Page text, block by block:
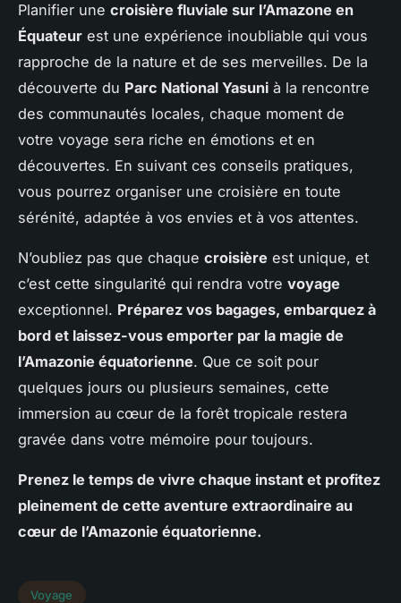
Planifier une croisière fluviale sur l’Amazone en
Équateur est une expérience inoubliable qui vous
rapproche de la nature et de ses merveilles. De la
découverte du Parc National Yasuni à la rencontre
des communautés locales, chaque moment de
votre voyage sera riche en émotions et en
découvertes. En suivant ces conseils pratiques,
vous pourrez organiser une croisière en toute
sérénité, adaptée à vos envies et à vos attentes.
N’oubliez pas que chaque croisière est unique, et
c’est cette singularité qui rendra votre voyage
exceptionnel. Préparez vos bagages, embarquez à
bord et laissez-vous emporter par la magie de
l’Amazonie équatorienne. Que ce soit pour
quelques jours ou plusieurs semaines, cette
immersion au cœur de la forêt tropicale restera
gravée dans votre mémoire pour toujours.
Prenez le temps de vivre chaque instant et profitez
pleinement de cette aventure extraordinaire au
cœur de l’Amazonie équatorienne.
Voyage